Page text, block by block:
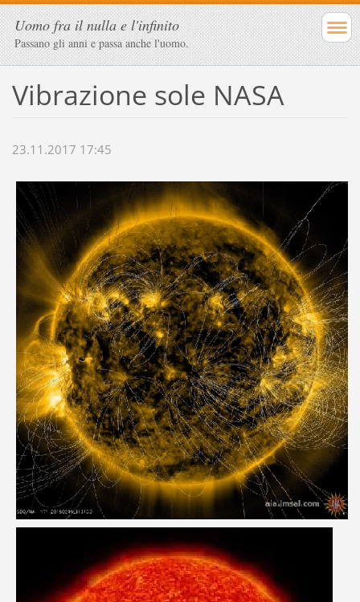
Uomo fra il nulla e l'infinito
Passano gli anni e passa anche l'uomo.
Vibrazione sole NASA
23.11.2017 17:45